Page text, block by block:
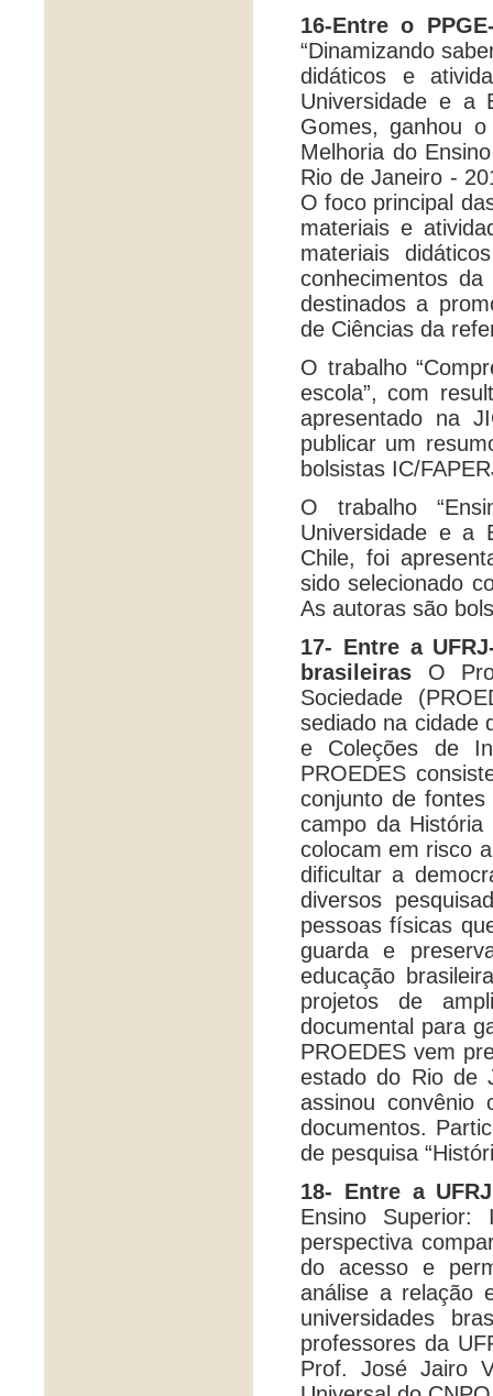
16-Entre o
“Dinamizando
didáticos e
Universidade e a
Gomes, ganhou
Melhoria do
Rio de Janeiro -
O foco principal
materiais e
materiais
conhecimentos
destinados a
de Ciências da
O trabalho
escola”, com
apresentado na
publicar um
bolsistas IC/
O trabalho
Universidade e a
Chile, foi
sido selecionado
As autoras são
17- Entre a
brasileiras O
Sociedade
sediado na cidade
e Coleções de
PROEDES
conjunto de
campo da História
colocam em risco
dificultar a
diversos
pessoas físicas
guarda e
educação
projetos de
documental para
PROEDES vem
estado do Rio de
assinou convênio
documentos.
de pesquisa
18- Entre a
Ensino Superior:
perspectiva
do acesso e
análise a relação
universidades
professores da
Prof. José Jairo